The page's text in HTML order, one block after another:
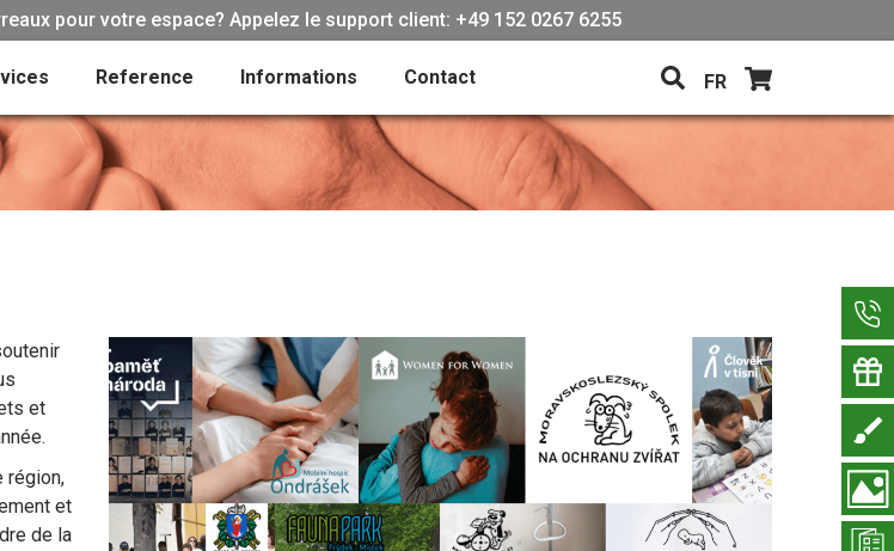
pour votre espace? Appelez le support client: +49 152 0267 6255
Reference Informations Contact FR
et
région,
et
de la